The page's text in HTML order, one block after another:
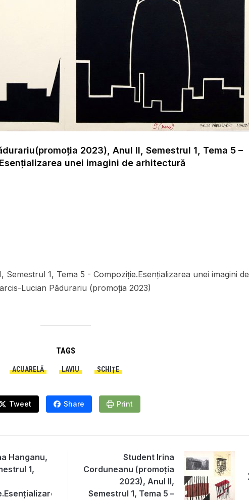
2023), Anul II, Semestrul 1, Tema 5 –
unei imagini de arhitectură
Semestrul 1, Tema 5 - Compoziție.Esențializarea unei imagini de
Lucian Pădurariu (promoția 2023)
TAGS
ACUARELĂ LAVIU SCHIȚE
Tweet Share Print
Hanganu,
1,
Student Irina
Corduneanu (promoția
2023), Anul II,
Semestrul 1, Tema 5 –